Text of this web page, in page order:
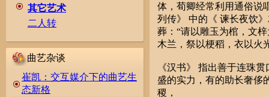
其它艺术
二人转
曲艺杂谈
崔凯：交互媒介下的曲艺生
态新格
体，荀卿经常利用通俗说
列传》 中的《 谏长夜饮
葬：“请以雕玉为棺，文
木兰，祭以梗稻，衣以火
《汉书》 指出善于连珠
盛的实力，有的助长奢
稷，